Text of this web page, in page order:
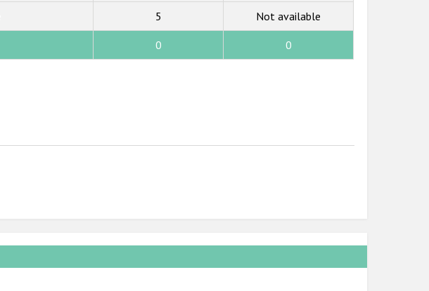
5 Not available
0 0